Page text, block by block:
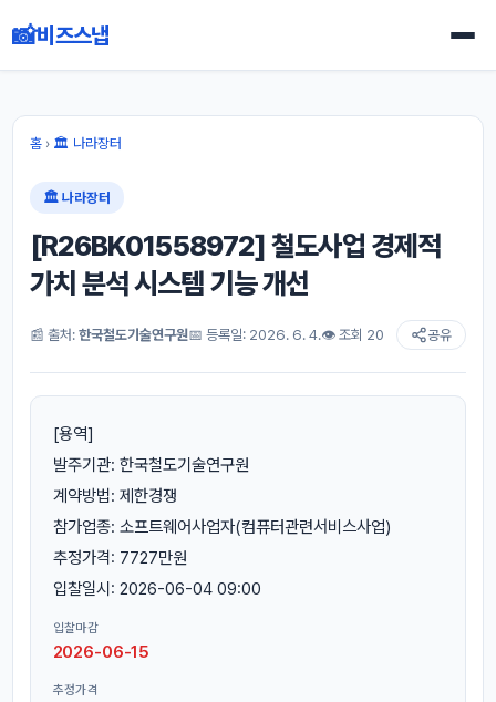
📸비즈스냅
홈› 🏛 나라장터
🏛 나라장터
[R26BK01558972] 철도사업 경제적
가치 분석 시스템 기능 개선
📰 출처: 한국철도기술연구원📅 등록일: 2026. 6. 4.👁 조회 20 공유
[용역]
발주기관: 한국철도기술연구원
계약방법: 제한경쟁
참가업종: 소프트웨어사업자(컴퓨터관련서비스사업)
추정가격: 7727만원
입찰일시: 2026-06-04 09:00
입찰마감
2026-06-15
추정가격